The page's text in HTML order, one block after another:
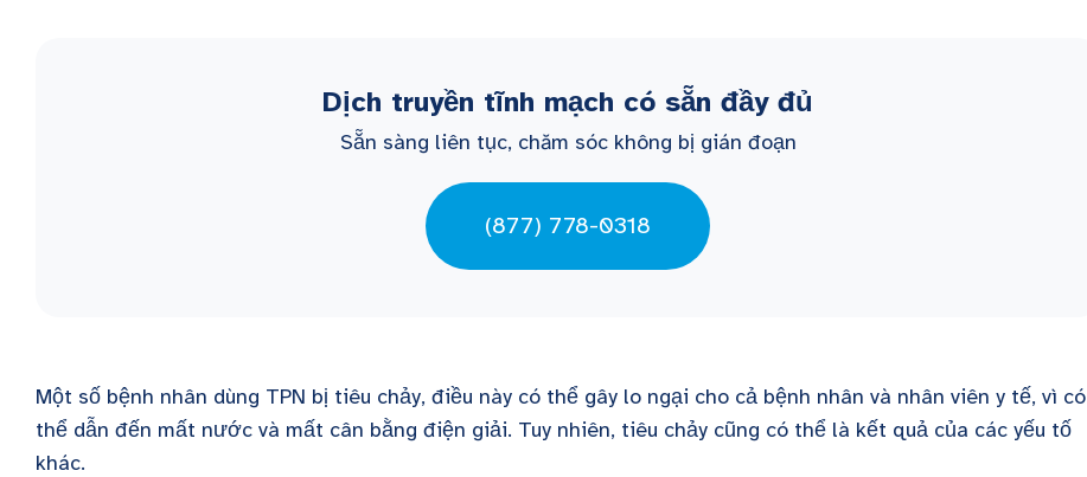
Dịch truyền tĩnh mạch có sẵn đầy đủ
Sẵn sàng liên tục, chăm sóc không bị gián đoạn
(877) 778-0318
Một số bệnh nhân dùng TPN bị tiêu chảy, điều này có thể gây lo ngại cho cả bệnh nhân và nhân viên y tế, vì có
thể dẫn đến mất nước và mất cân bằng điện giải. Tuy nhiên, tiêu chảy cũng có thể là kết quả của các yếu tố
khác.